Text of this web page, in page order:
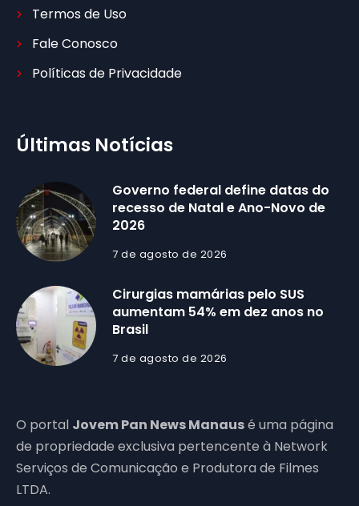
Termos de Uso
Fale Conosco
Políticas de Privacidade
Últimas Notícias
Governo federal define datas do
recesso de Natal e Ano-Novo de
2026
7 de agosto de 2026
Cirurgias mamárias pelo SUS
aumentam 54% em dez anos no
Brasil
7 de agosto de 2026
O portal Jovem Pan News Manausé uma página
de propriedade exclusiva pertencente à Network
Serviços de Comunicação e Produtora de Filmes
LTDA.